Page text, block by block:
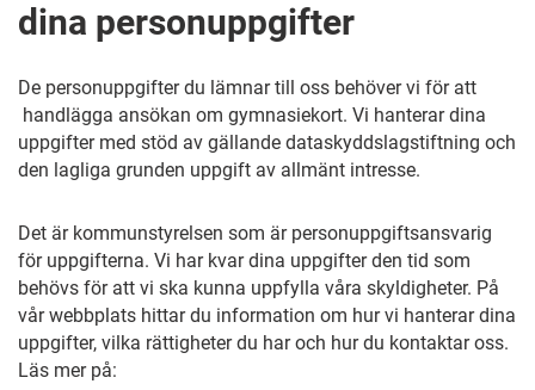
dina personuppgifter
De personuppgifter du lämnar till oss behöver vi för att
handlägga ansökan om gymnasiekort. Vi hanterar dina
uppgifter med stöd av gällande dataskyddslagstiftning och
den lagliga grunden uppgift av allmänt intresse.
Det är kommunstyrelsen som är personuppgiftsansvarig
för uppgifterna. Vi har kvar dina uppgifter den tid som
behövs för att vi ska kunna uppfylla våra skyldigheter. På
vår webbplats hittar du information om hur vi hanterar dina
uppgifter, vilka rättigheter du har och hur du kontaktar oss.
Läs mer på: